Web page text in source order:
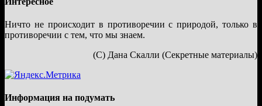
Ничто не происходит в противоречии с природой, только в
противоречии с тем, что мы знаем.
(С) Дана Скалли (Секретные материалы)
Информация на подумать